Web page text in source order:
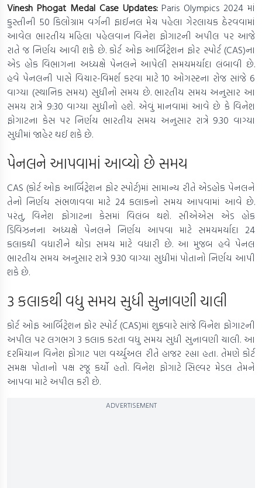
Vinesh Phogat Medal Case Updates:Paris Olympics 2024 માં
કુસ્તીની 50 કિલોગ્રામ વર્ગની ફાઈનલ મેચ પહેલા ગેરલાયક ઠેરવવામાં
આવેલ ભારતીય મહિલા પહેલવાન વિનેશ ફોગાટની અપીલ પર આજે
રાતે જ નિર્ણય આવી શકે છે. કોર્ટ ઓફ આર્બિટ્રેશન ફોર સ્પોર્ટ (CAS)ના
એડ હોક વિભાગના અધ્યક્ષે પેનલને આપેલી સમયમર્યાદા લંબાવી છે.
હવે પેનલની પાસે વિચાર-વિમર્શ કરવા માટે 10 ઓગસ્ટના રોજ સાંજે 6
વાગ્યા (સ્થાનિક સમય) સુધીનો સમય છે. ભારતીય સમય અનુસાર આ
સમય રાત્રે 9:30 વાગ્યા સુધીનો હશે. એવું માનવામાં આવે છે કે વિનેશ
ફોગાટના કેસ પર નિર્ણય ભારતીય સમય અનુસાર રાત્રે 9.30 વાગ્યા
સુધીમાં જાહેર થઈ શકે છે.
પેનલને આપવામાં આવ્યો છે સમય
CAS (કોર્ટ ઓફ આર્બિટ્રેશન ફોર સ્પોર્ટ)માં સામાન્ય રીતે એડહોક પેનલને
તેનો નિર્ણય સંભળાવવા માટે 24 કલાકનો સમય આપવામાં આવે છે.
પરંતુ, વિનેશ ફોગાટના કેસમાં વિલંબ થશે. સીએએસ એડ હોક
ડિવિઝનના અધ્યક્ષે પેનલને નિર્ણય આપવા માટે સમયમર્યાદા 24
કલાકથી વધારીને થોડા સમય માટે વધારી છે. આ મુજબ હવે પેનલ
ભારતીય સમય અનુસાર રાત્રે 9.30 વાગ્યા સુધીમાં પોતાનો નિર્ણય આપી
શકે છે.
3 કલાકથી વધુ સમય સુધી સુનાવણી ચાલી
કોર્ટ ઓફ આર્બિટ્રેશન ફોર સ્પોર્ટ (CAS)માં શુક્રવારે સાંજે વિનેશ ફોગાટની
અપીલ પર લગભગ 3 કલાક કરતા વધુ સમય સુધી સુનાવણી ચાલી. આ
દરમિયાન વિનેશ ફોગાટ પણ વર્ચ્યુઅલ રીતે હાજર રહ્યા હતા. તેમણે કોર્ટ
સમક્ષ પોતાનો પક્ષ રજૂ કર્યો હતો. વિનેશ ફોગાટે સિલ્વર મેડલ તેમને
આપવા માટે અપીલ કરી છે.
ADVERTISEMENT